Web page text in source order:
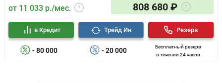
от 11 033 р./мес. 808 680 ₽
- 80 000
в Кредит
- 20 000
Трейд Ин
Бесплатный резерв
в течении 24 часов
Резерв